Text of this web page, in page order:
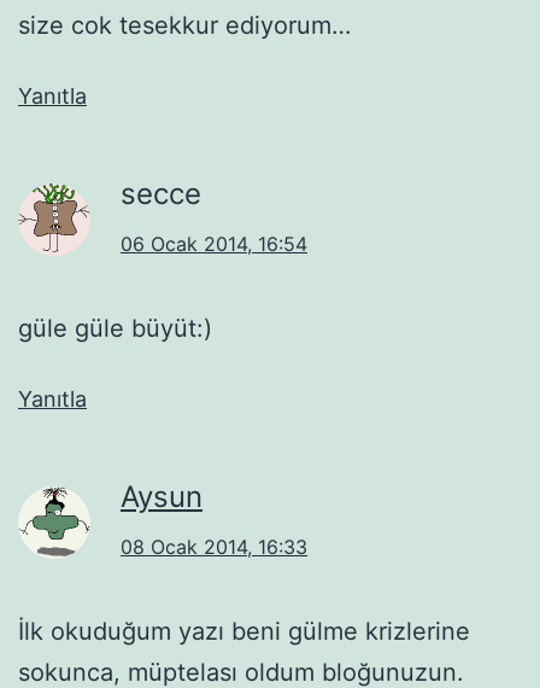
size cok tesekkur ediyorum…
Yanıtla
secce
06 Ocak 2014, 16:54
güle güle büyüt:)
Yanıtla
Aysun
08 Ocak 2014, 16:33
İlk okuduğum yazı beni gülme krizlerine
sokunca, müptelası oldum bloğunuzun.